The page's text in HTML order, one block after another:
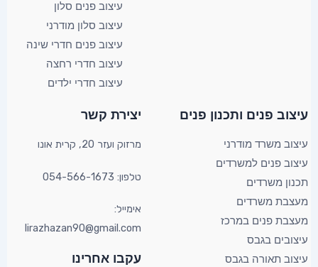
עיצוב פנים סלון
עיצוב סלון מודרני
עיצוב פנים חדרי שינה
עיצוב חדרי רחצה
עיצוב חדרי ילדים
עיצוב פנים ותכנון פנים​
עיצוב משרד מודרני
עיצוב פנים למשרדים
תכנון משרדים
מעצבת משרדים
מעצבת פנים במרכז
עיצובים בגבס
עיצוב תאורה בגבס
יצירת קשר​
מרזוק ועזר 20, קרית אונו​
טלפון: 054-566-1673
אימייל:
lirazhazan90@gmail.com
עקבו אחרינו
Facebook
X
YouTube